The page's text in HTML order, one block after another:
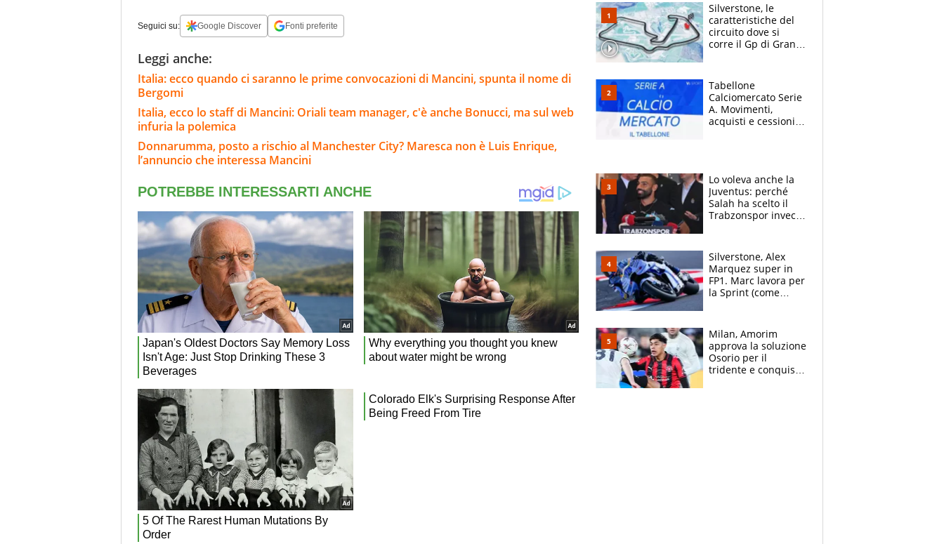
Seguici su: Google Discover Fonti preferite
Leggi anche:
Italia: ecco quando ci saranno le prime convocazioni di Mancini, spunta il nome di
Bergomi
Italia, ecco lo staff di Mancini: Oriali team manager, c'è anche Bonucci, ma sul web
infuria la polemica
Donnarumma, posto a rischio al Manchester City? Maresca non è Luis Enrique,
l’annuncio che interessa Mancini
Silverstone, le
caratteristiche del
circuito dove si
corre il Gp di Gran
Tabellone
Calciomercato Serie
A. Movimenti,
acquisti e cessioni:
Lo voleva anche la
Juventus: perché
Salah ha scelto il
Trabzonspor invece
Silverstone, Alex
Marquez super in
FP1. Marc lavora per
la Sprint (come
Milan, Amorim
approva la soluzione
Osorio per il
tridente e conquista